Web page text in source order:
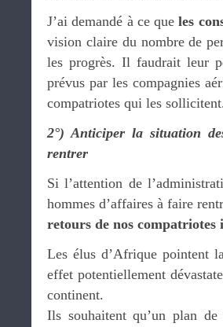
J’ai demandé à ce queles
vision claire du nombre de
les progrès. Il faudrait leur
prévus par les compagnies
compatriotes qui les
2°) Anticiper la situation
rentrer
Si l’attention de
hommes d’affaires à faire
retours de nos compatriotes
Les élus d’Afrique pointent
effet potentiellement
continent.
Ils souhaitent qu’un plan